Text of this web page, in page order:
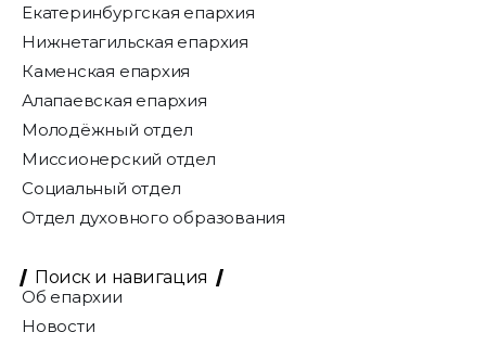
Екатеринбургская епархия
Нижнетагильская епархия
Каменская епархия
Алапаевская епархия
Молодёжный отдел
Миссионерский отдел
Социальный отдел
Отдел духовного образования
Поиск и навигация
Об епархии
Новости